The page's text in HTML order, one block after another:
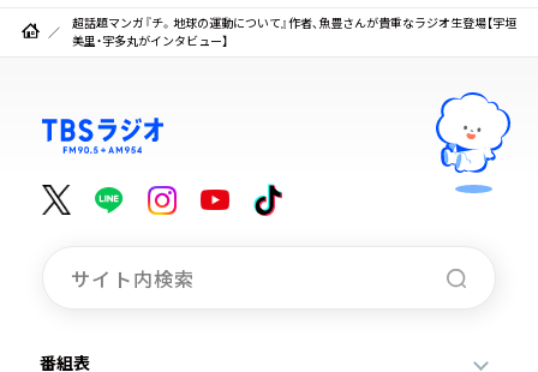
超話題マンガ『チ。地球の運動について』作者、魚豊さんが貴重なラジオ生登場【宇垣
美里・宇多丸がインタビュー】
番組表